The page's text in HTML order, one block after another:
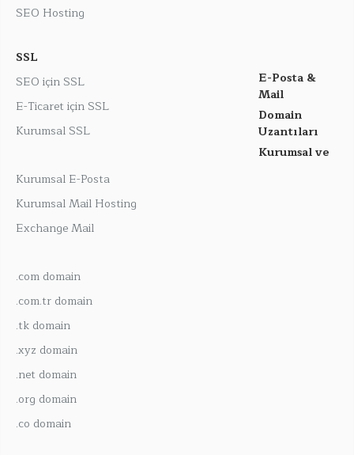
SEO Hosting
SSL
SEO için SSL
E-Ticaret için SSL
Kurumsal SSL
E-Posta &
Mail
Kurumsal E-Posta
Kurumsal Mail Hosting
Exchange Mail
Domain
Uzantıları
.com domain
.com.tr domain
.tk domain
.xyz domain
.net domain
.org domain
.co domain
Kurumsal ve